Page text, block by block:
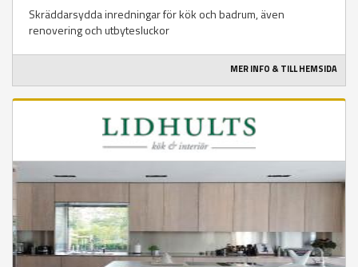
Skräddarsydda inredningar för kök och badrum, även
renovering och utbytesluckor
MER INFO & TILL HEMSIDA